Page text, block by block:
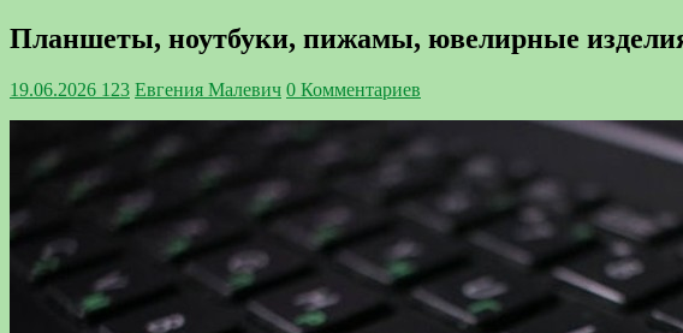
Планшеты, ноутбуки, пижамы, ювелирные
19.06.2026 123 Евгения Малевич 0 Комментариев